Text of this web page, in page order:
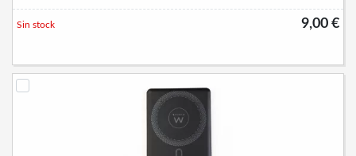
9,00 €
Sin stock